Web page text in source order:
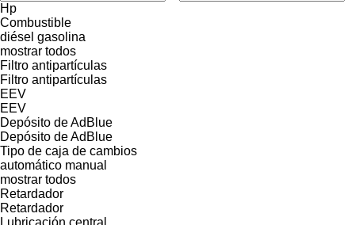
Hp
Combustible
diésel gasolina
mostrar todos
Filtro antipartículas
Filtro antipartículas
EEV
EEV
Depósito de AdBlue
Depósito de AdBlue
Tipo de caja de cambios
automático manual
mostrar todos
Retardador
Retardador
Lubricación central